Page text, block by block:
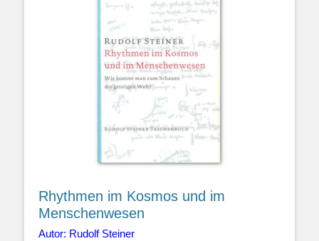
Rhythmen im Kosmos und im
Menschenwesen
Autor: Rudolf Steiner